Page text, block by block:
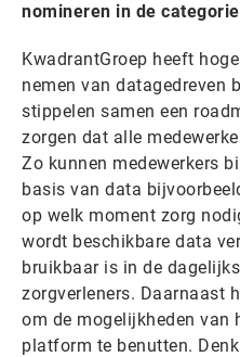
nomineren in de
KwadrantGroep heeft
nemen van datagedreven
stippelen samen een
zorgen dat alle
Zo kunnen medewerkers
basis van data
op welk moment zorg
wordt beschikbare data
bruikbaar is in de
zorgverleners. Daarnaast
om de mogelijkheden van
platform te benutten.